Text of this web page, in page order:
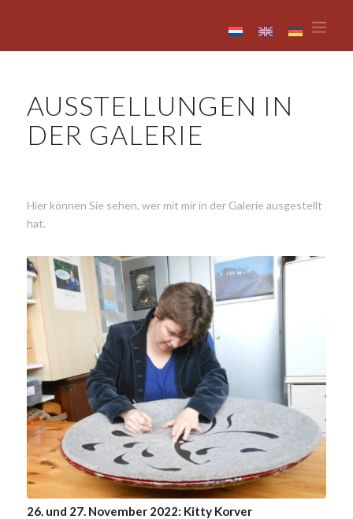
AUSSTELLUNGEN IN
DER GALERIE
Hier können Sie sehen, wer mit mir in der Galerie ausgestellt
hat.
26. und 27. November 2022: Kitty Korver